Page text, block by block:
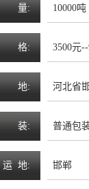
量: 10000吨
格: 3500元
地: 河北省
装: 普通包
运 地: 邯郸